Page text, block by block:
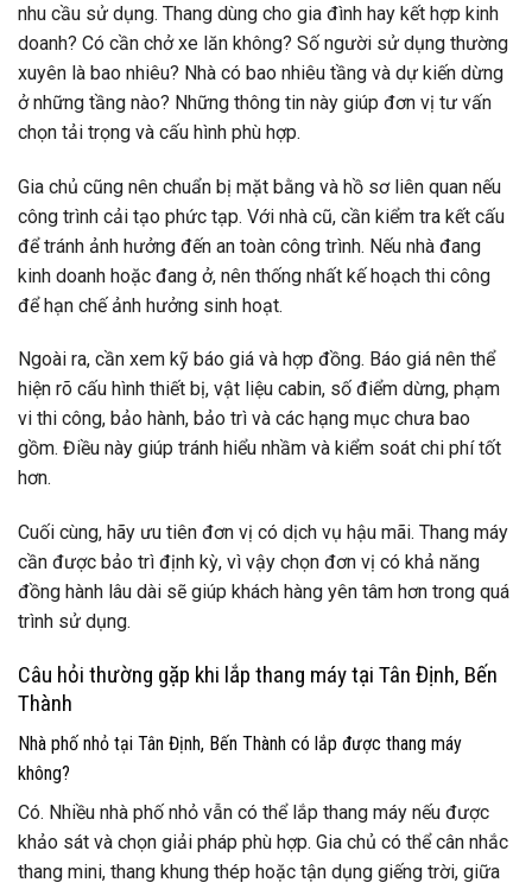
nhu cầu sử dụng. Thang dùng cho gia đình hay kết hợp kinh
doanh? Có cần chở xe lăn không? Số người sử dụng thường
xuyên là bao nhiêu? Nhà có bao nhiêu tầng và dự kiến dừng
ở những tầng nào? Những thông tin này giúp đơn vị tư vấn
chọn tải trọng và cấu hình phù hợp.
Gia chủ cũng nên chuẩn bị mặt bằng và hồ sơ liên quan nếu
công trình cải tạo phức tạp. Với nhà cũ, cần kiểm tra kết cấu
để tránh ảnh hưởng đến an toàn công trình. Nếu nhà đang
kinh doanh hoặc đang ở, nên thống nhất kế hoạch thi công
để hạn chế ảnh hưởng sinh hoạt.
Ngoài ra, cần xem kỹ báo giá và hợp đồng. Báo giá nên thể
hiện rõ cấu hình thiết bị, vật liệu cabin, số điểm dừng, phạm
vi thi công, bảo hành, bảo trì và các hạng mục chưa bao
gồm. Điều này giúp tránh hiểu nhầm và kiểm soát chi phí tốt
hơn.
Cuối cùng, hãy ưu tiên đơn vị có dịch vụ hậu mãi. Thang máy
cần được bảo trì định kỳ, vì vậy chọn đơn vị có khả năng
đồng hành lâu dài sẽ giúp khách hàng yên tâm hơn trong quá
trình sử dụng.
Câu hỏi thường gặp khi lắp thang máy tại Tân Định, Bến
Thành
Nhà phố nhỏ tại Tân Định, Bến Thành có lắp được thang máy
không?
Có. Nhiều nhà phố nhỏ vẫn có thể lắp thang máy nếu được
khảo sát và chọn giải pháp phù hợp. Gia chủ có thể cân nhắc
thang mini, thang khung thép hoặc tận dụng giếng trời, giữa